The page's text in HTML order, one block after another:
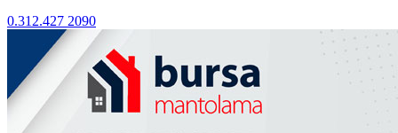
0.312.427 2090